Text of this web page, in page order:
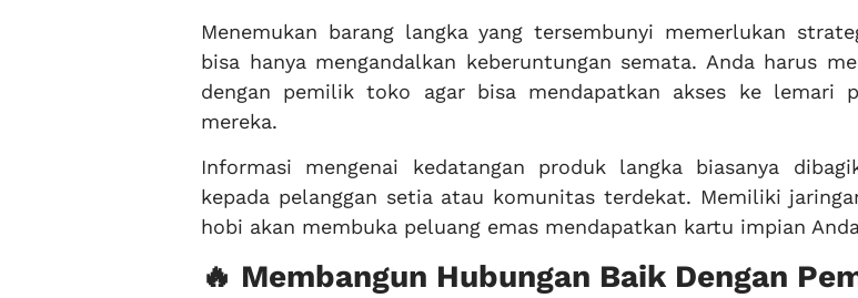
Menemukan barang langka yang tersembunyi memerlukan
bisa hanya mengandalkan keberuntungan semata. Anda harus
dengan pemilik toko agar bisa mendapatkan akses ke lemari
mereka.
Informasi mengenai kedatangan produk langka biasanya
kepada pelanggan setia atau komunitas terdekat. Memiliki
hobi akan membuka peluang emas mendapatkan kartu impian
🔥 Membangun Hubungan Baik Dengan